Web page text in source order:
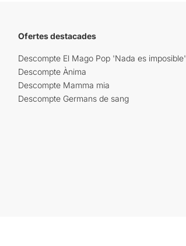
Ofertes destacades
Descompte El Mago Pop 'Nada es imposible'
Descompte Ànima
Descompte Mamma mia
Descompte Germans de sang